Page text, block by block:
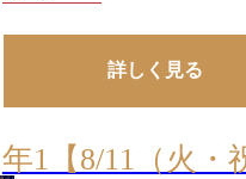
詳しく見る
年1【8/11（火・